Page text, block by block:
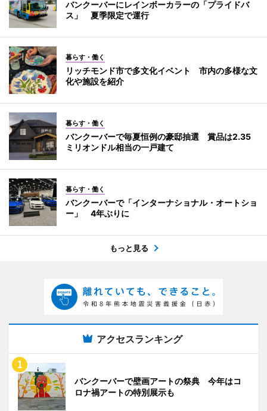
バンクーバーにレインボーカラーの「プライドバ
ス」 夏季限定で運行
暮らす・働く
リッチモンド市で多文化イベント 市内の多様な文
化や施設を紹介
暮らす・働く
バンクーバーで毎夏恒例の豪邸抽選 賞品は2.35
ミリオンドル相当の一戸建て
暮らす・働く
バンクーバーで「インターナショナル・オートショ
ー」 4年ぶりに
もっと見る
アクセスランキング
バンクーバーで壁画アートの祭典 今年はコ
ロナ禍アートの特別展示も